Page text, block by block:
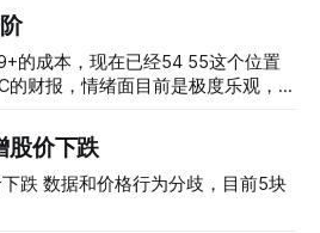
，现在已经54 55这个位置
的财报，情绪面目前是极度乐观，反
做，放远些, 因为18A的经验还未
当然财报可以继续出新消息顶一下
压力位置。 数据在70驻扎 整体呈现 47 – 60 短期位置
股价下跌
目前5块